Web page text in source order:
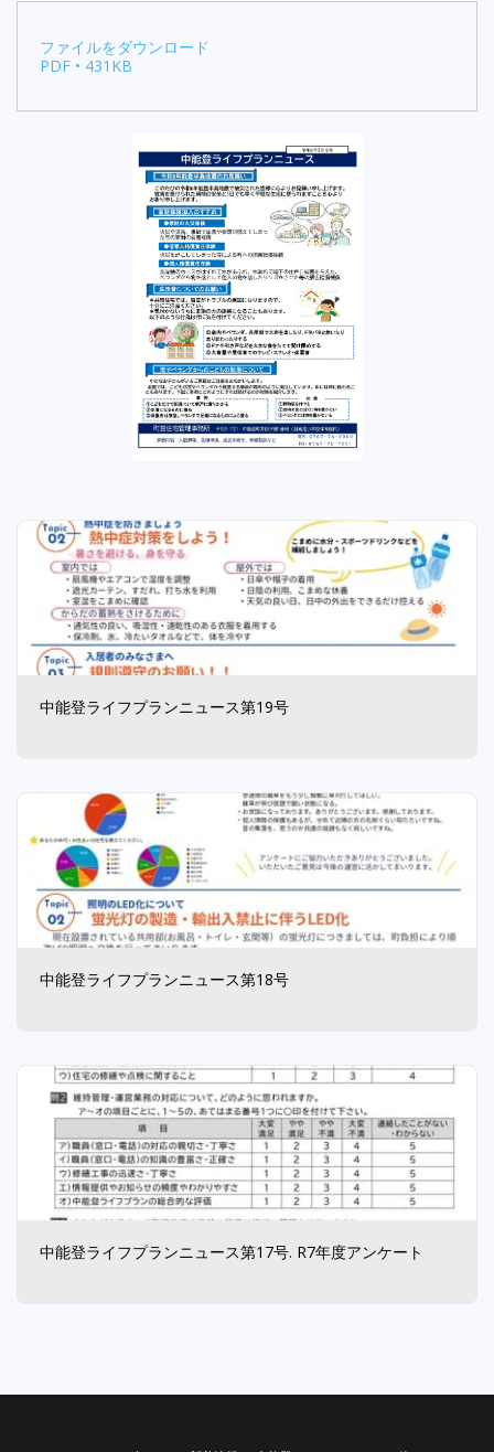
ファイルをダウンロード
PDF • 431KB
中能登ライフプランニュース第19号
中能登ライフプランニュース第18号
中能登ライフプランニュース第17号. R7年度アンケート